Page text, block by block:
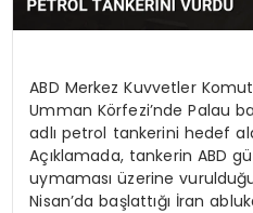
ABD Merkez Kuvvetler
Umman Körfezi’nde Palau
adlı petrol tankerini hedef
Açıklamada, tankerin ABD
uymaması üzerine
Nisan’da başlattığı İran